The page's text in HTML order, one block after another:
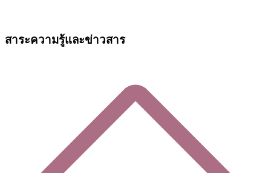
สาระความรู้และข่าวสาร